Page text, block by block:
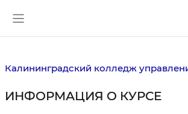
Калининградский колледж
ИНФОРМАЦИЯ О КУРСЕ